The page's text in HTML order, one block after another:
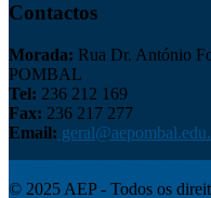
Contactos
Morada: Rua Dr. António
POMBAL
Tel: 236 212 169
Fax: 236 217 277
Email:
© 2025 AEP - Todos os